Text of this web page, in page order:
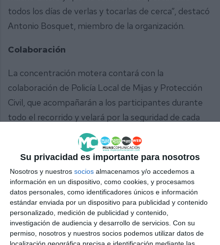
Su privacidad es importante para nosotros
Nosotros y nuestros socios almacenamos y/o accedemos a
información en un dispositivo, como cookies, y procesamos
datos personales, como identificadores únicos e información
estándar enviada por un dispositivo para publicidad y contenido
personalizado, medición de publicidad y contenido,
investigación de audiencia y desarrollo de servicios. Con su
permiso, nosotros y nuestros socios podemos utilizar datos de
todos los días de verlas y tocarlas de cerca”, destacó
Antonio Bosquet, miembro de la organización.
Colaboración
La concentración motera contará con la
colaboración de Policía Local de Mijas y Protección
Civil, que acompañarán a los participantes durante
todo el recorrido y velará por la seguridad de cada
Por último, recordar que la cita está abierta a
cualquier aficionado a las motos que quiera sumarse
a esta iniciativa solidaria, independientemente de la
cilindrada. Desde la organización recomiendan que
los moteros acudan sobre las 10:15 horas al recinto
ferial de Las Lagunas, ya que Protección Civil Mijas